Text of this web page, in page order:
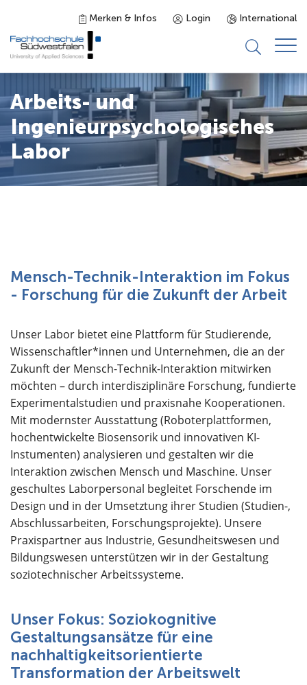
Merken & Infos Login International
Studieninteressierte
Studienangebot
Studierende
Karriere
Arbeits- und
Ingenieurpsychologisches
Labor
Mensch-Technik-Interaktion im Fokus
- Forschung für die Zukunft der Arbeit
Unser Labor bietet eine Plattform für Studierende,
Wissenschaftler*innen und Unternehmen, die an der
Zukunft der Mensch-Technik-Interaktion mitwirken
möchten – durch interdisziplinäre Forschung, fundierte
Experimentalstudien und praxisnahe Kooperationen.
Mit modernster Ausstattung (Roboterplattformen,
hochentwickelte Biosensorik und innovativen KI-
Instumenten) analysieren und gestalten wir die
Interaktion zwischen Mensch und Maschine. Unser
geschultes Laborpersonal begleitet Forschende im
Design und in der Umsetztung ihrer Studien (Studien-,
Abschlussarbeiten, Forschungsprojekte). Unsere
Praxispartner aus Industrie, Gesundheitswesen und
Bildungswesen unterstützen wir in der Gestaltung
soziotechnischer Arbeitssysteme.
Unser Fokus: Soziokognitive
Gestaltungsansätze für eine
nachhaltigkeitsorientierte
Transformation der Arbeitswelt